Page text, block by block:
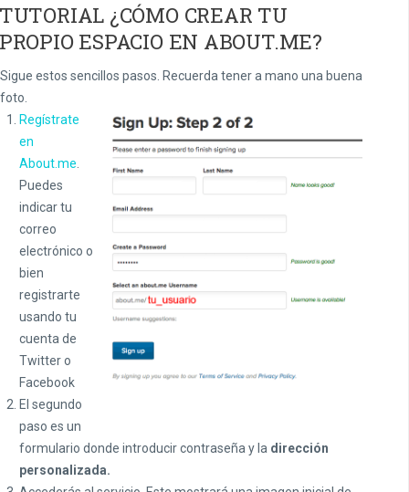
¿CÓMO CREAR TU
ESPACIO EN ABOUT.ME?
Sigue estos sencillos pasos. Recuerda tener a mano una buena
foto.
Regístrate
en
About.me
Puedes
indicar tu
correo
electrónico o
bien
registrarte
usando tu
cuenta de
Twitter o
Facebook
El segundo
paso es un
formulario donde introducir contraseña y la dirección
personalizada.